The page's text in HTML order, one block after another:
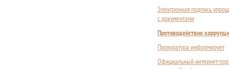
Электронная подпись
с документами
Противодействие
Прокуратура информирует
Официальный интернет-